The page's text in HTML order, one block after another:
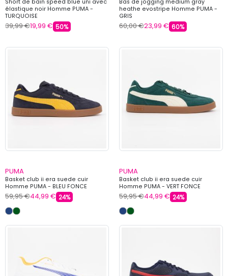
Short de bain speed blue uni avec
élastique noir Homme PUMA -
TURQUOISE
39,99 €19,99 € 50%
Bas de jogging medium gray
heathe evostripe Homme PUMA -
GRIS
60,00 €23,99 € 60%
PUMA
Basket club ii era suede cuir
Homme PUMA - BLEU FONCE
59,95 €44,99 € 24%
PUMA
Basket club ii era suede cuir
Homme PUMA - VERT FONCE
59,95 €44,99 € 24%